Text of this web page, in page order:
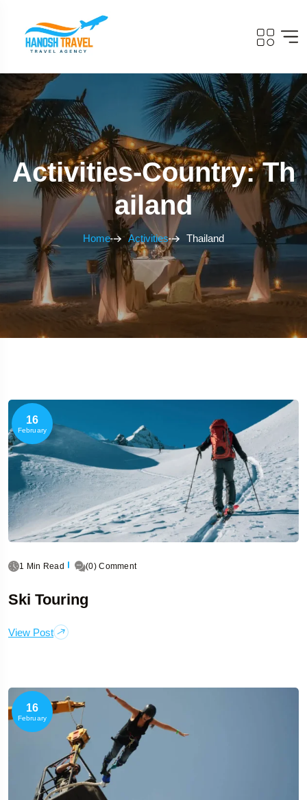
Activities-Country: Th
Ailand
Home Activities Thailand
16
February
1 Min Read (0) Comment
Ski Touring
View Post
16
February